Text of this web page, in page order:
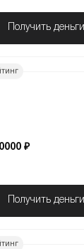
Получить деньги
₽
Получить деньги